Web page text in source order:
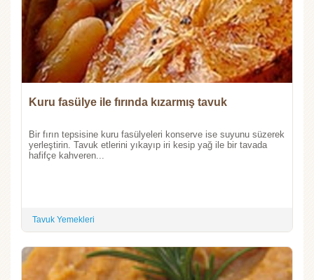
Kuru fasülye ile fırında kızarmış tavuk
Bir fırın tepsisine kuru fasülyeleri konserve ise suyunu süzerek
yerleştirin. Tavuk etlerini yıkayıp iri kesip yağ ile bir tavada
hafifçe kahveren...
Tavuk Yemekleri